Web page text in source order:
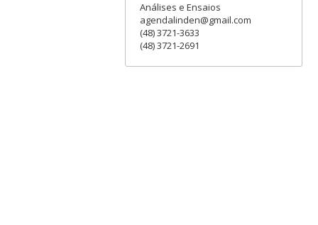
Análises e Ensaios
agendalinden@gmail.com
(48) 3721-3633
(48) 3721-2691